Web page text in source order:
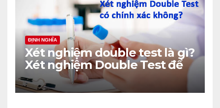
ĐỊNH NGHĨA
Xét nghiệm double test là gì?
Xét nghiệm Double Test để
làm gì?